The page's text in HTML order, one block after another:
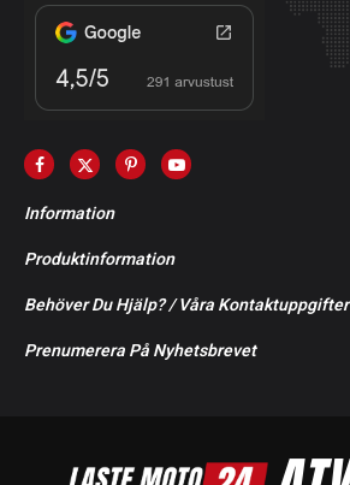
Information
Produktinformation
Behöver Du Hjälp? / Våra Kontaktuppgifter
Prenumerera På Nyhetsbrevet